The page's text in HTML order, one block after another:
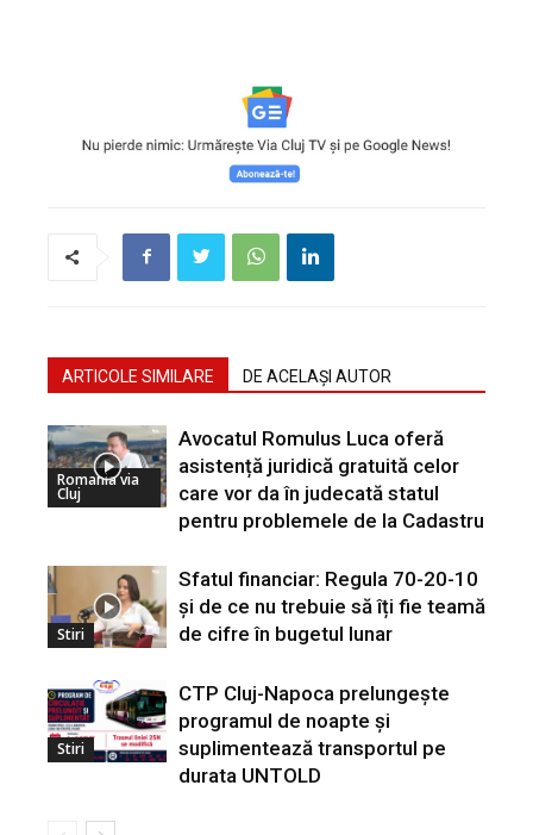
ARTICOLE SIMILARE DE ACELAȘI AUTOR
Romania via
Cluj
Avocatul Romulus Luca oferă
asistență juridică gratuită celor
care vor da în judecată statul
pentru problemele de la Cadastru
Stiri
Sfatul financiar: Regula 70-20-10
și de ce nu trebuie să îți fie teamă
de cifre în bugetul lunar
Stiri
CTP Cluj-Napoca prelungește
programul de noapte și
suplimentează transportul pe
durata UNTOLD